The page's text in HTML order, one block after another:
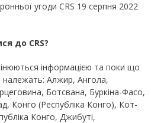
угоди CRS 19 серпня 2022
до CRS?
інформацією та поки що
Алжир, Ангола,
Ботсвана, Буркіна-Фасо,
Конго (Республіка Конго), Кот-
Конго, Джибуті,